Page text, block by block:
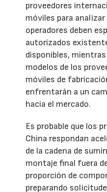
proveedores
móviles para
operadores deben
autorizados
disponibles,
modelos de los
móviles de
enfrentarán a un
hacia el mercado.
Es probable que los
China respondan
de la cadena de
montaje final fuera
proporción de
preparando